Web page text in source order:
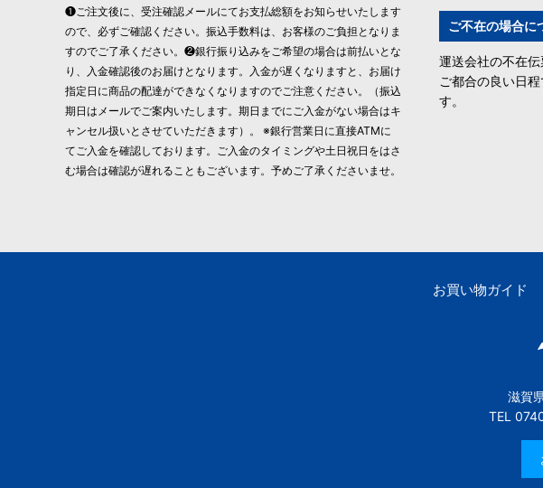
❶ご注文後に、受注確認メールにてお支払総額をお知らせいたします
ので、必ずご確認ください。振込手数料は、お客様のご負担となりま
すのでご了承ください。❷銀行振り込みをご希望の場合は前払いとな
り、入金確認後のお届けとなります。入金が遅くなりますと、お届け
指定日に商品の配達ができなくなりますのでご注意ください。（振込
期日はメールでご案内いたします。期日までにご入金がない場合はキ
ャンセル扱いとさせていただきます）。 ※銀行営業日に直接ATMに
てご入金を確認しております。ご入金のタイミングや土日祝日をはさ
む場合は確認が遅れることもございます。予めご了承くださいませ。
ご不在の場合に
運送会社の不在伝
ご都合の良い日
す。
お買い物ガイド
滋賀
TEL